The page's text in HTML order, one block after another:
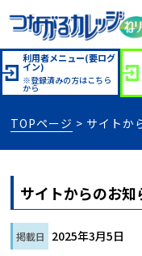
利用者メニュー(要ログ
イン)
※登録済みの方はこちら
から
TOPページ > サイトか
サイトからのお知
2025年3月5日